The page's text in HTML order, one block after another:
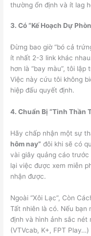
thường ổn định và ít lag
3. Có “Kế Hoạch Dự
Đừng bao giờ “bó cả
ít nhất 2-3 link khác
hơn là “bay màu”, tôi
Việc này cứu tôi không
hiệp đấu quyết định.
4. Chuẩn Bị “Tinh Thần
Hãy chấp nhận một sự
hôm nay” đôi khi sẽ có
vài giây quảng cáo
lại việc được xem miễn
nhận được.
Ngoài “Xôi Lạc”, Còn
Tất nhiên là có. Nếu bạn
định và hình ảnh sắc
(VTVcab, K+, FPT